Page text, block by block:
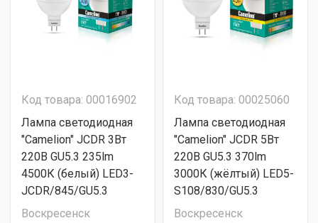
Код товара: 00016902
Лампа светодиодная
"Camelion" JCDR 3Вт
220В GU5.3 235lm
4500К (белый) LED3-
JCDR/845/GU5.3
Воскресенск
Код товара: 00025060
Лампа светодиодная
"Camelion" JCDR 5Вт
220В GU5.3 370lm
3000К (жёлтый) LED5-
S108/830/GU5.3
Воскресенск